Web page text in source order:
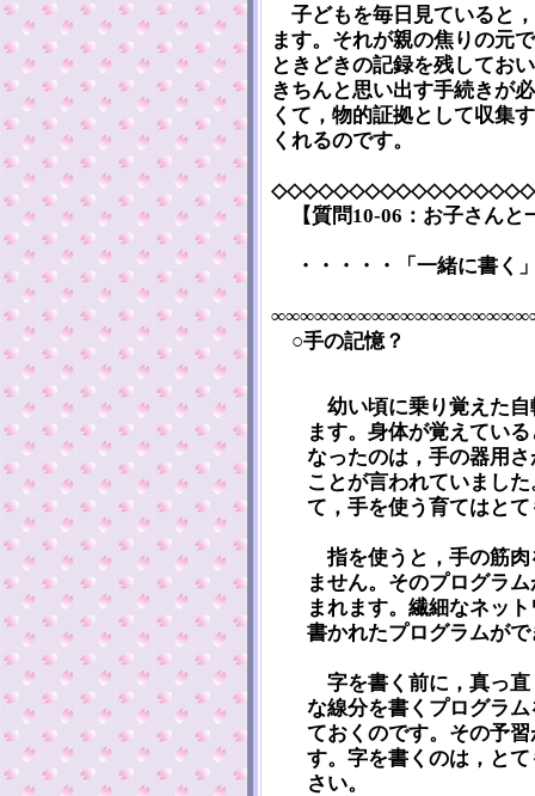
子どもを毎日見ていると
ます。それが親の焦りの元
ときどきの記録を残してお
きちんと思い出す手続きが
くて，物的証拠として収集
くれるのです。
【質問10-06：お子さんと
・・・・・「一緒に書く
○手の記憶？
幼い頃に乗り覚えた自
ます。身体が覚えてい
なったのは，手の器用
ことが言われていまし
て，手を使う育てはと
指を使うと，手の筋肉
ません。そのプログラ
まれます。繊細なネッ
書かれたプログラムが
字を書く前に，真っ直
な線分を書くプログラ
ておくのです。その予
す。字を書くのは，と
さい。